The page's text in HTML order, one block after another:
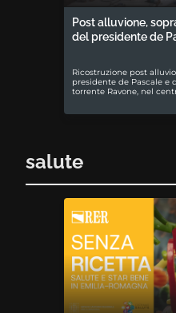
Post alluvione,
del presidente de
Ricostruzione post
presidente de Pascale e
torrente Ravone, nel
salute